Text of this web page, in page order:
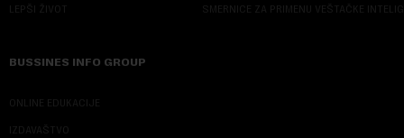
LEPŠI ŽIVOT SMERNICE ZA PRIMENU VEŠTAČKE
BUSSINES INFO GROUP
ONLINE EDUKACIJE
IZDAVAŠTVO